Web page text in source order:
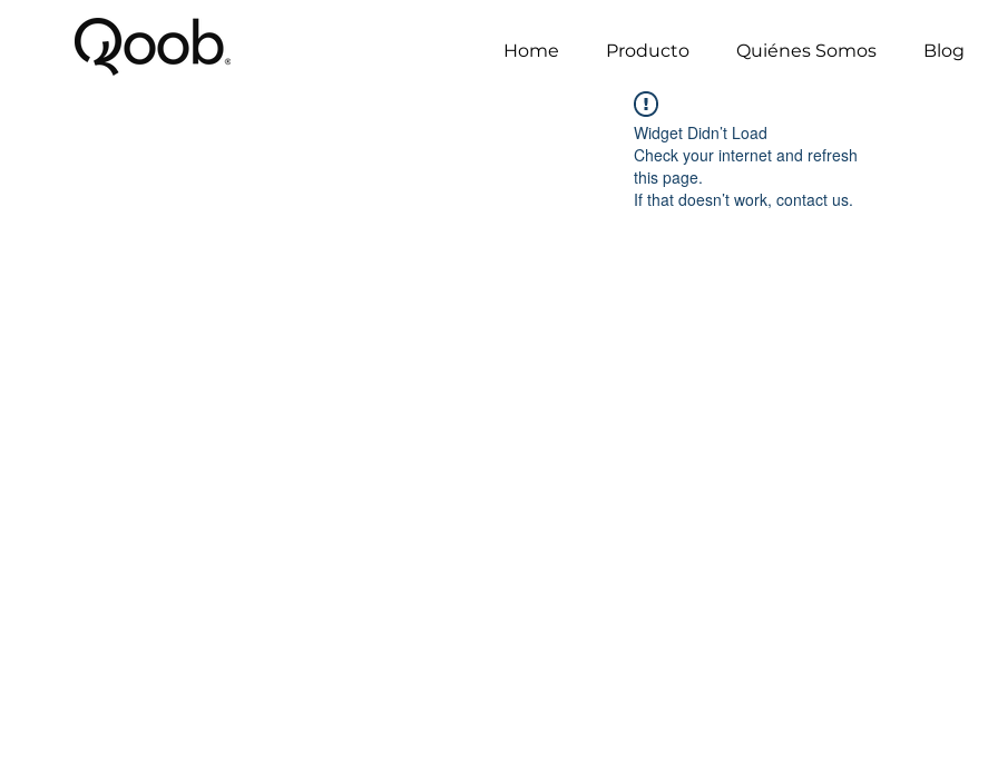
Home Producto Quiénes Somos Blog
Widget Didn’t Load
Check your internet and refresh
this page.
If that doesn’t work, contact us.